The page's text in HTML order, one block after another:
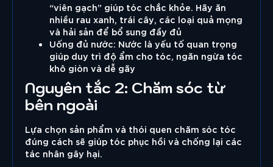
“viên gạch” giúp tóc chắc khỏe. Hãy ăn
nhiều rau xanh, trái cây, các loại quả mọng
và hải sản để bổ sung đầy đủ
Uống đủ nước: Nước là yếu tố quan trọng
giúp duy trì độ ẩm cho tóc, ngăn ngừa tóc
khô giòn và dễ gãy
Nguyên tắc 2: Chăm sóc từ
bên ngoài
Lựa chọn sản phẩm và thói quen chăm sóc tóc
đúng cách sẽ giúp tóc phục hồi và chống lại các
tác nhân gây hại.